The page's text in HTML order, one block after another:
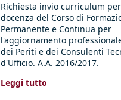
Richiesta invio curriculum
docenza del Corso di
Permanente e Continua per
l'aggiornamento
dei Periti e dei Consulenti
d'Ufficio. A.A. 2016/2017.
Leggi tutto